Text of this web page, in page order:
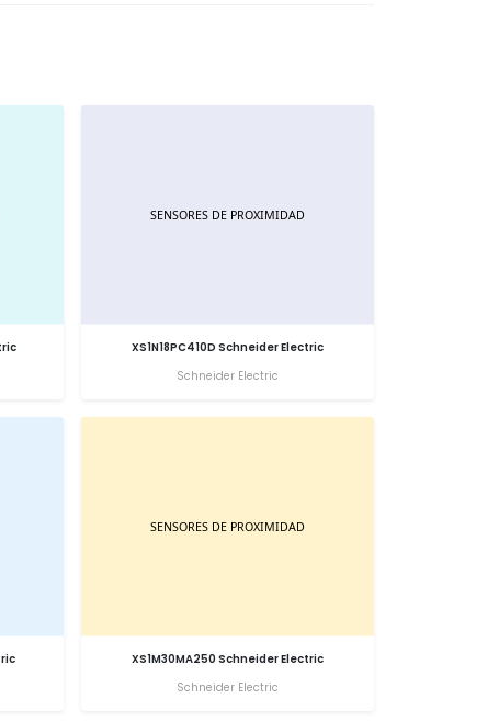
XS1N18PC410D Schneider Electric
Schneider Electric
XS1M30MA250 Schneider Electric
Schneider Electric